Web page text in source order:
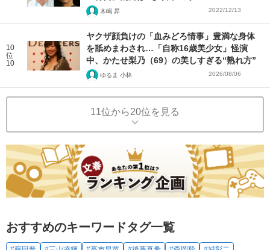
木嶋 昇 2022/12/13
10
位
10
ヤクザ顔負けの「血みどろ情事」豊満な身体
を舐めまわされ…「自称16歳美少女」怪演
中、かたせ梨乃（69）の美しすぎる“熟れ方”
ゆるま 小林 2026/08/06
11位から20位を見る
おすすめのキーワードタグ一覧